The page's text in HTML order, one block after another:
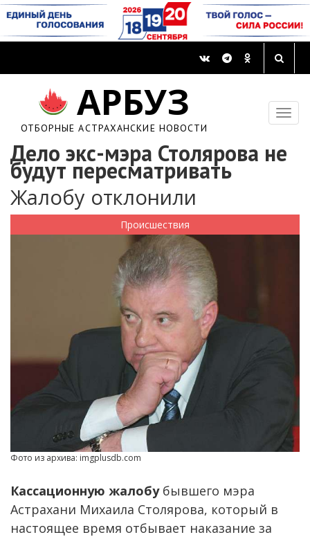
АРБУЗ
ОТБОРНЫЕ АСТРАХАНСКИЕ НОВОСТИ
Дело экс-мэра Столярова не
будут пересматривать
Жалобу отклонили
Происшествия
Фото из архива: imgplusdb.com
Кассационную жалобубывшего мэра
Астрахани Михаила Столярова, который в
настоящее время отбывает наказание за